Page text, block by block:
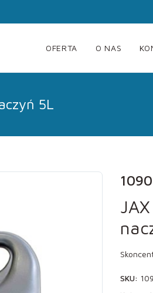
OFERTA O NAS
5L
1090
SKU: